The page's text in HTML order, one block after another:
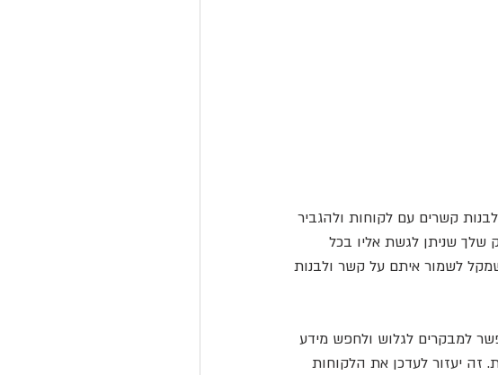
קשרים עם לקוחות ולהגביר
שניתן לגשת אליו בכל
לשמור איתם על קשר ולבנות
למבקרים לגלוש ולחפש מידע
זה יעזור לעדכן את הלקוחות